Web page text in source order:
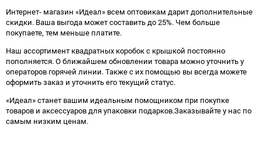
Интернет- магазин «Идеал» всем оптовикам дарит дополнительные
скидки. Ваша выгода может составить до 25%. Чем больше
покупаете, тем меньше платите.
Наш ассортимент квадратных коробок с крышкой постоянно
пополняется. О ближайшем обновлении товара можно уточнить у
операторов горячей линии. Также с их помощью вы всегда можете
оформить заказ и уточнить его текущий статус.
«Идеал» станет вашим идеальным помощником при покупке
товаров и аксессуаров для упаковки подарков.Заказывайте у нас по
самым низким ценам.